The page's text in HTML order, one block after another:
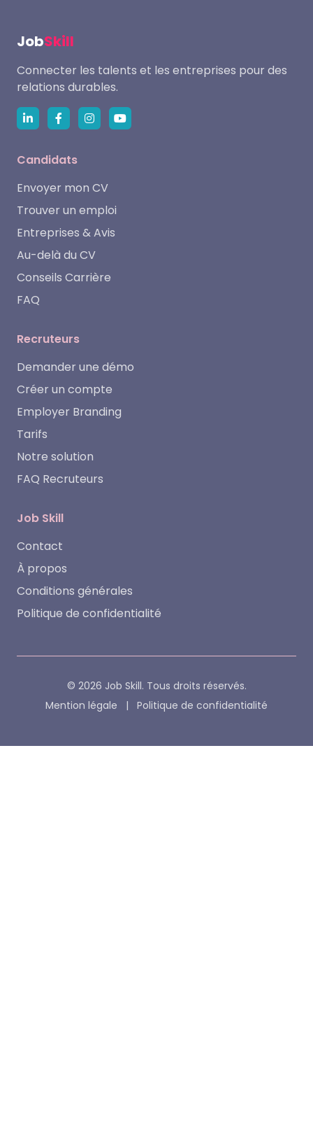
JobSkill
Connecter les talents et les entreprises pour des
relations durables.
Candidats
Envoyer mon CV
Trouver un emploi
Entreprises & Avis
Au-delà du CV
Conseils Carrière
FAQ
Recruteurs
Demander une démo
Créer un compte
Employer Branding
Tarifs
Notre solution
FAQ Recruteurs
Job Skill
Contact
À propos
Conditions générales
Politique de confidentialité
© 2026 Job Skill. Tous droits réservés.
Mention légale
| Politique de confidentialité